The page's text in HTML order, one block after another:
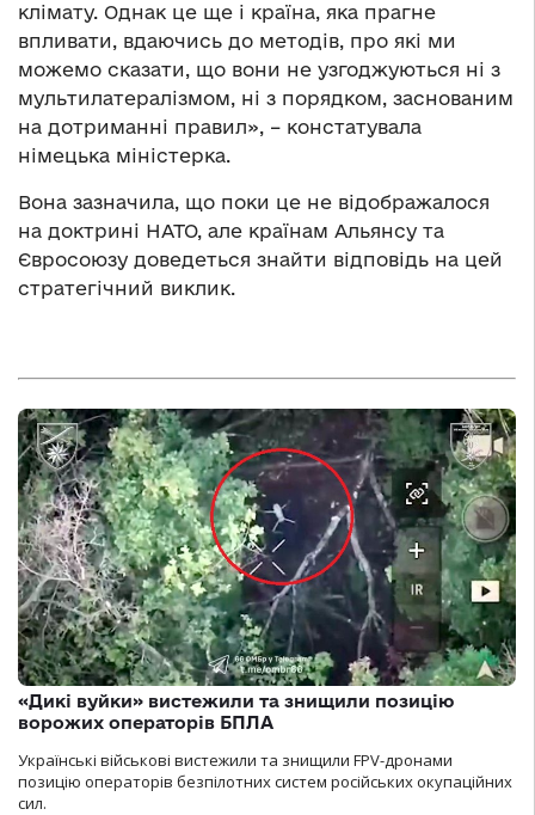
клімату. Однак це ще і країна, яка прагне
впливати, вдаючись до методів, про які ми
можемо сказати, що вони не узгоджуються ні з
мультилатералізмом, ні з порядком, заснованим
на дотриманні правил», – констатувала
німецька міністерка.
Вона зазначила, що поки це не відображалося
на доктрині НАТО, але країнам Альянсу та
Євросоюзу доведеться знайти відповідь на цей
стратегічний виклик.
«Дикі вуйки» вистежили та знищили позицію
ворожих операторів БПЛА
Українські військові вистежили та знищили FPV-дронами
позицію операторів безпілотних систем російських окупаційних
сил.